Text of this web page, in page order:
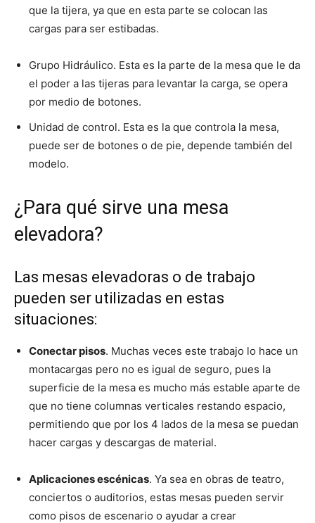
que la tijera, ya que en esta parte se colocan las
cargas para ser estibadas.
Grupo Hidráulico. Esta es la parte de la mesa que le da
el poder a las tijeras para levantar la carga, se opera
por medio de botones.
Unidad de control. Esta es la que controla la mesa,
puede ser de botones o de pie, depende también del
modelo.
¿Para qué sirve una mesa
elevadora?
Las mesas elevadoras o de trabajo
pueden ser utilizadas en estas
situaciones:
Conectar pisos. Muchas veces este trabajo lo hace un
montacargas pero no es igual de seguro, pues la
superficie de la mesa es mucho más estable aparte de
que no tiene columnas verticales restando espacio,
permitiendo que por los 4 lados de la mesa se puedan
hacer cargas y descargas de material.
Aplicaciones escénicas. Ya sea en obras de teatro,
conciertos o auditorios, estas mesas pueden servir
como pisos de escenario o ayudar a crear